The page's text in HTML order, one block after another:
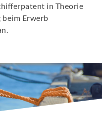
in Theorie
Erwerb